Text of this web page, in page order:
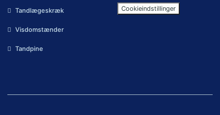
Tandlægeskræk
Visdomstænder
Tandpine
Cookieindstillinger